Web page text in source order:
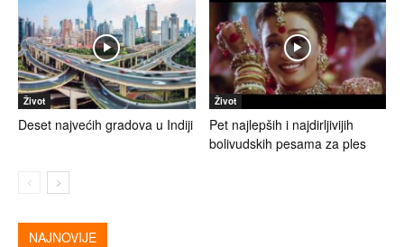
Život
Deset najvećih gradova u Indiji
Život
Pet najlepših i najdirljivijih
bolivudskih pesama za ples
NAJNOVIJE